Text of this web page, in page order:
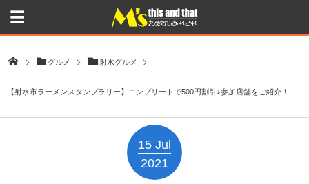
グルメ 射水グルメ
【射水市ラーメンスタンプラリー】コンプリートで500円割引♪参加店舗をご紹介！
15 Jul
2021